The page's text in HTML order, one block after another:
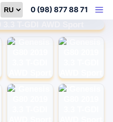
Select language
0 (98) 877 88 71